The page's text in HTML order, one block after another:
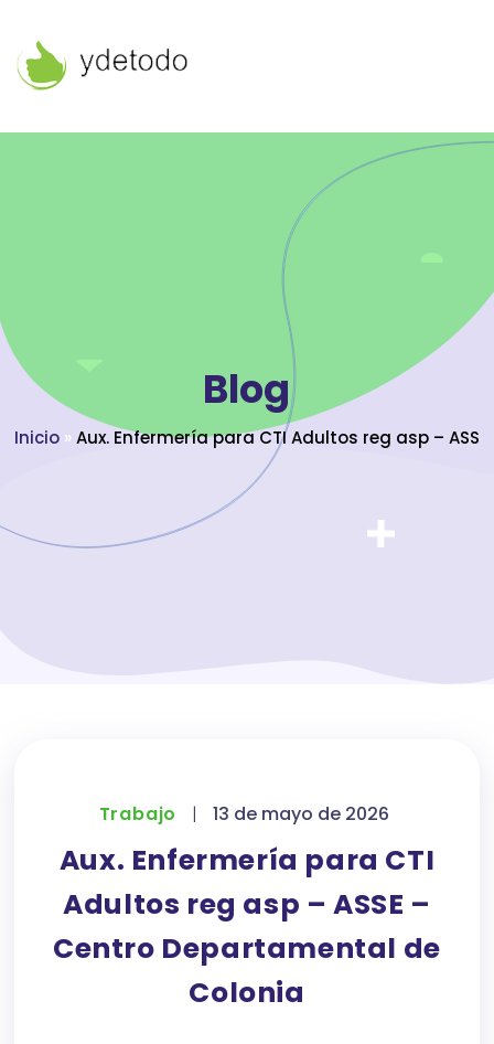
Blog
Inicio »Aux. Enfermería para CTI Adultos reg asp –
Trabajo | 13 de mayo de 2026
Aux. Enfermería para CTI
Adultos reg asp – ASSE –
Centro Departamental de
Colonia